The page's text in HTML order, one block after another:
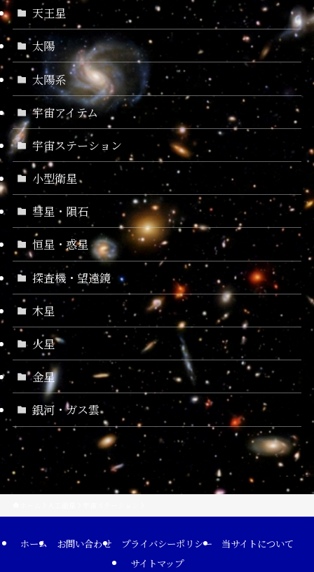
天王星
太陽
太陽系
宇宙アイテム
宇宙ステーション
小型衛星
彗星・隕石
恒星・惑星
探査機・望遠鏡
木星
火星
金星
銀河・ガス雲
ホーム お問い合わせ プライバシーポリシー
当サイトについて
サイトマップ